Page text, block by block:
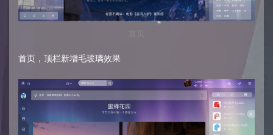
首页，顶栏新增毛玻璃效果